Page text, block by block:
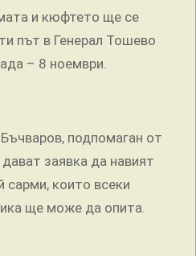
и кюфтето ще се
път в Генерал Тошево
– 8 ноември.
подпомаган от
заявка да навият
сарми, които всеки
ще може да опита.